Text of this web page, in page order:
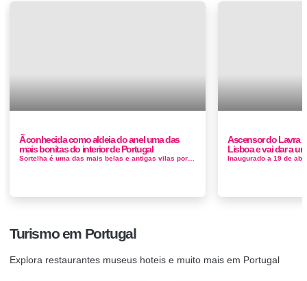
Ã conhecida como aldeia do anel uma das
mais bonitas do interior de Portugal
Sortelha é uma das mais belas e antigas vilas portuguesas, tendo mantido a sua fisionomia urbana e arquitectónica inalterada desde o ren...
Ascensor do Lavra
Lisboa e vai dar a
Turismo em Portugal
Explora restaurantes museus hoteis e muito mais em Portugal